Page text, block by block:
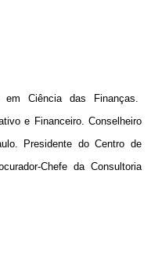
Ciência das Finanças.
e Financeiro. Conselheiro
Presidente do Centro de
Chefe da Consultoria